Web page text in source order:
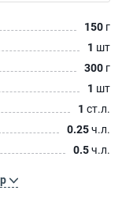
150 г
1 шт
300 г
1 шт
1 ст.л.
0.25ч.л.
0.5ч.л.